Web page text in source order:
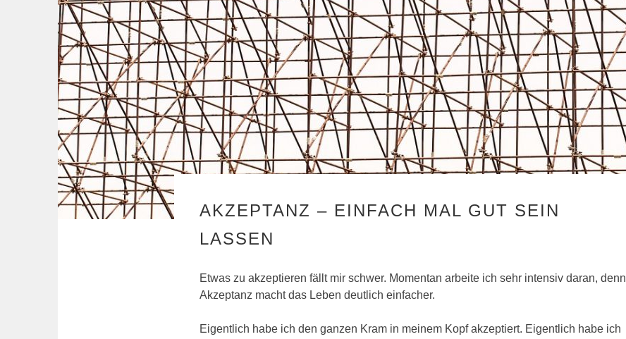
AKZEPTANZ – EINFACH MAL GUT SEIN
LASSEN
Etwas zu akzeptieren fällt mir schwer. Momentan arbeite ich sehr intensiv daran, denn
Akzeptanz macht das Leben deutlich einfacher.
Eigentlich habe ich den ganzen Kram in meinem Kopf akzeptiert. Eigentlich habe ich